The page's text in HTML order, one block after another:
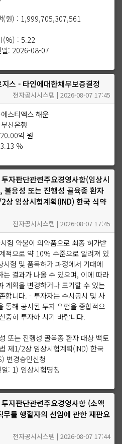
(원) : 1,999,705,307,561
(%) : 5.22
일: 2026-08-07
스 - 타인에대한채무보증결정
전자공시시스템 | 2026-08-07 17:45
스티엑스 해운
산은행
억 원
%
자판단관련주요경영사항(임상시
불응성 또는 진행성 골육종 환자
상 임상시험계획(IND) 한국 식약
전자공시시스템 | 2026-08-07 17:45
험 약물이 의약품으로 최종 허가받
적으로 약 10% 수준으로 알려져 있
시험 및 품목허가 과정에서 기대에
는 결과가 나올 수 있으며, 이에 따라
계획을 변경하거나 포기할 수 있는
합니다. - 투자자는 수시공시 및 사
통해 공시된 투자 위험을 종합적으
중히 투자하 시기 바랍니다.
또는 진행성 골육종 환자 대상 백토
제1/2상 임상시험계획(IND) 한국
변경승인신청
일: 1) 임상시험명칭
자판단관련주요경영사항 (소액
를 행할자의 선임에 관한 재판요
전자공시시스템 | 2026-08-07 17:44